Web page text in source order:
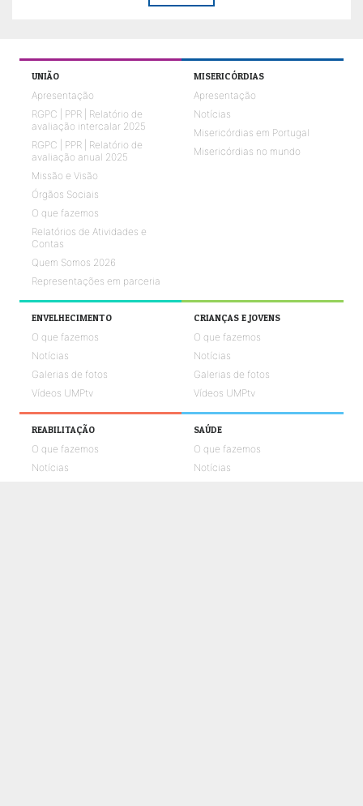
UNIÃO
Apresentação
RGPC | PPR | Relatório de
avaliação intercalar 2025
RGPC | PPR | Relatório de
avaliação anual 2025
Missão e Visão
Órgãos Sociais
O que fazemos
Relatórios de Atividades e
Contas
Quem Somos 2026
Representações em parceria
MISERICÓRDIAS
Apresentação
Notícias
Misericórdias em Portugal
Misericórdias no mundo
ENVELHECIMENTO
O que fazemos
Notícias
Galerias de fotos
Vídeos UMPtv
CRIANÇAS E JOVENS
O que fazemos
Notícias
Galerias de fotos
Vídeos UMPtv
REABILITAÇÃO
O que fazemos
Notícias
SAÚDE
O que fazemos
Notícias